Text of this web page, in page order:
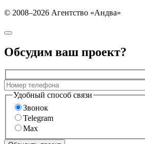
© 2008–2026 Агентство «Андва»
Обсудим ваш проект?
Удобный способ связи
Звонок
Telegram
Max